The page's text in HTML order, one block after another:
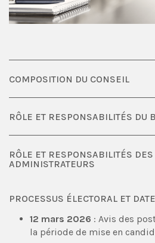
COMPOSITION DU CONSEIL
RÔLE ET RESPONSABILITÉS DU
RÔLE ET RESPONSABILITÉS DES
ADMINISTRATEURS
PROCESSUS ÉLECTORAL ET
12 mars 2026 : Avis des
la période de mise en